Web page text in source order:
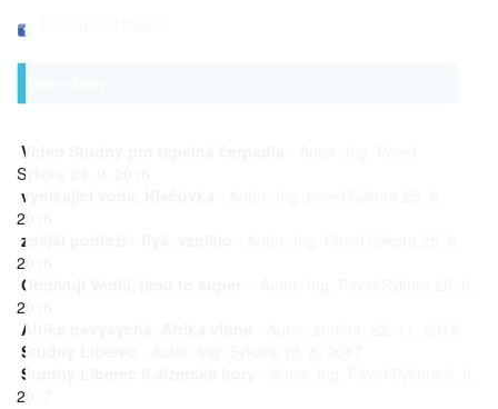
Video Studny pro tepelná čerpadla
Sýkora 24. 9. 2016
vynikající voda, Klečůvka
2016
zdejší podloží - flyš, vzniklo
2016
Obdivuji Veolii, jsou to super
2016
Afrika nevysychá, Afrika vlhne
Studny Liberec
Studny Liberec II Jizerské hory
2017